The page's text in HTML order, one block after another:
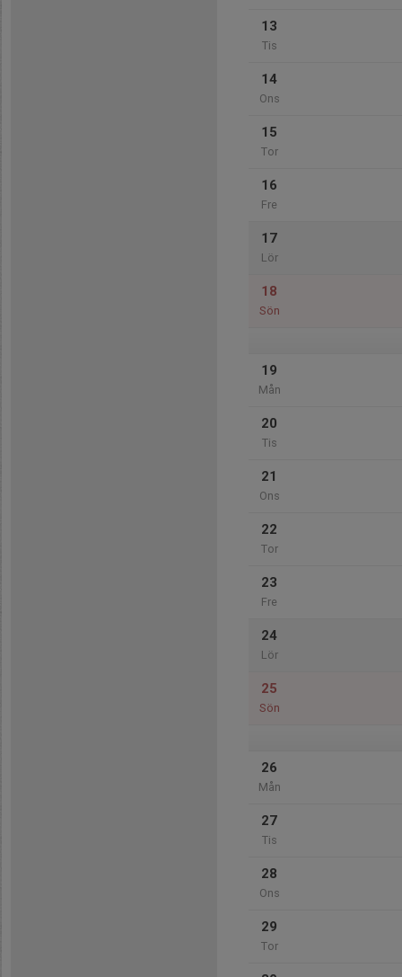
13
Tis
14
Ons
15
Tor
16
Fre
17
Lör
18
Sön
19
Mån
20
Tis
21
Ons
22
Tor
23
Fre
24
Lör
25
Sön
26
Mån
27
Tis
28
Ons
29
Tor